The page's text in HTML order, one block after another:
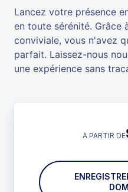
Lancez votre présence
en toute sérénité. Grâce
conviviale, vous n'avez
parfait. Laissez-nous
une expérience sans
A PARTIR DE